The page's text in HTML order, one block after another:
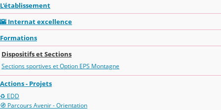
L'établissement
🌇 Internat excellence
Formations
Dispositifs et Sections
Sections sportives et Option EPS Montagne
Actions - Projets
♻️ EDD
🧭 Parcours Avenir - Orientation